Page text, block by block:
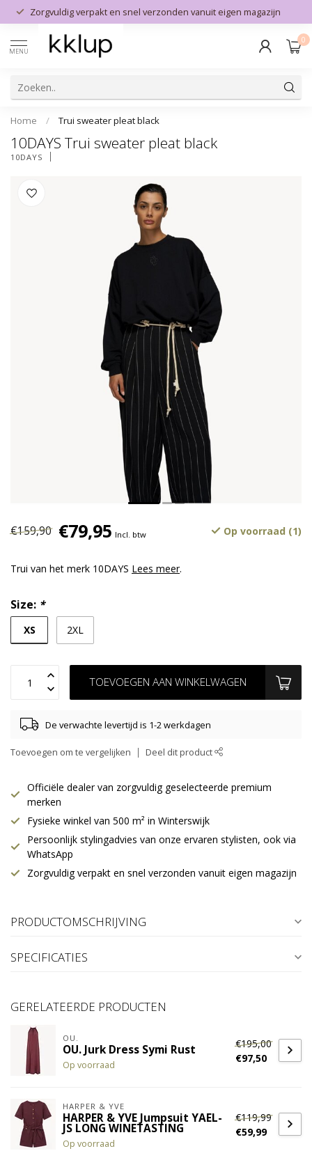
Zorgvuldig verpakt en snel verzonden vanuit eigen magazijn
MENU
0
Home / Trui sweater pleat black
10DAYS Trui sweater pleat black
10DAYS
€159,90 €79,95 Incl. btw Op voorraad (1)
Trui van het merk 10DAYS Lees meer.
Size: *
XS 2XL
TOEVOEGEN AAN WINKELWAGEN
De verwachte levertijd is 1-2 werkdagen
Toevoegen om te vergelijken Deel dit product
Officiële dealer van zorgvuldig geselecteerde premium
merken
Fysieke winkel van 500 m² in Winterswijk
Persoonlijk stylingadvies van onze ervaren stylisten, ook via
WhatsApp
Zorgvuldig verpakt en snel verzonden vanuit eigen magazijn
PRODUCTOMSCHRIJVING
SPECIFICATIES
GERELATEERDE PRODUCTEN
OU.
OU. Jurk Dress Symi Rust
Op voorraad
€195,00
€97,50
HARPER & YVE
HARPER & YVE Jumpsuit YAEL-
JS LONG WINETASTING
Op voorraad
€119,99
€59,99